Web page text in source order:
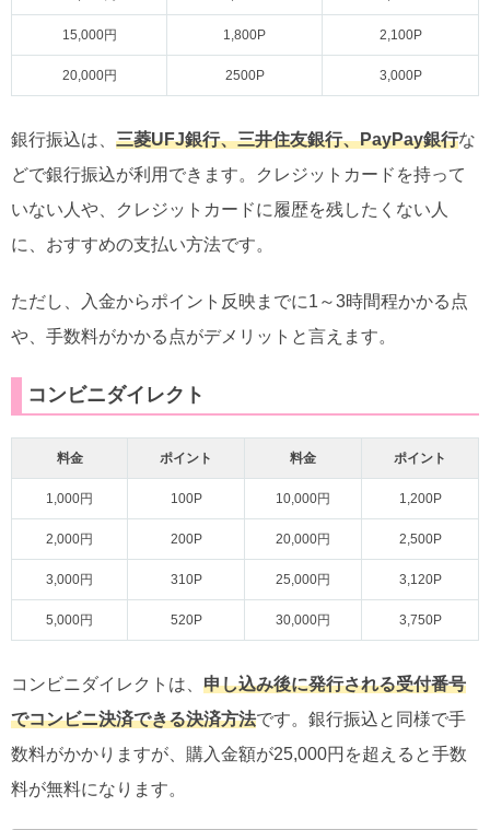
15,000円 1,800P 2,100P
20,000円 2500P 3,000P
銀行振込は、 三菱UFJ銀行、三井住友銀行、PayPay銀行な
どで銀行振込が利用できます。クレジットカードを持って
いない人や、クレジットカードに履歴を残したくない人
に、おすすめの支払い方法です。
ただし、入金からポイント反映までに1～3時間程かかる点
や、手数料がかかる点がデメリットと言えます。
コンビニダイレクト
料金 ポイント 料金 ポイント
1,000円 100P 10,000円 1,200P
2,000円 200P 20,000円 2,500P
3,000円 310P 25,000円 3,120P
5,000円 520P 30,000円 3,750P
コンビニダイレクトは、 申し込み後に発行される受付番号
でコンビニ決済できる決済方法です。銀行振込と同様で手
数料がかかりますが、購入金額が25,000円を超えると手数
料が無料になります。